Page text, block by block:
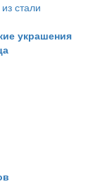
украшения